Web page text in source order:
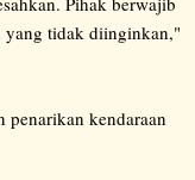
yang tidak diinginkan,"
penarikan kendaraan